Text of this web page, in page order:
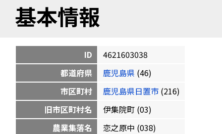
基本情報
ID
4621603038
都道府県
鹿児島県 (46)
市区町村
鹿児島県日置市 (216)
旧市区町村名
伊集院町 (03)
農業集落名
恋之原中 (038)